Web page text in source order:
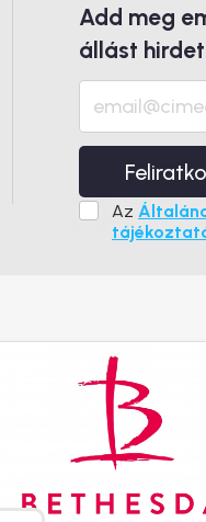
Add meg
állást
Az